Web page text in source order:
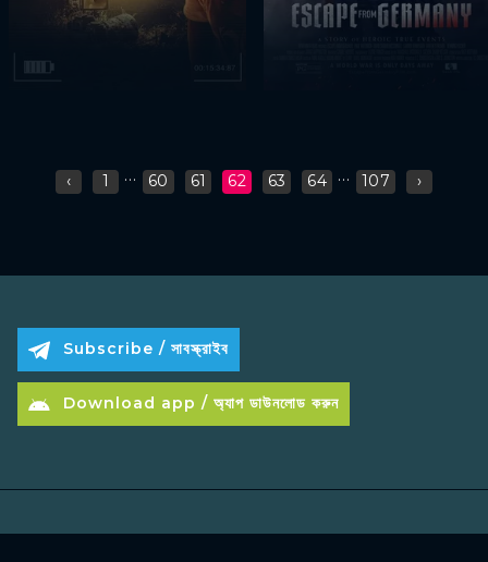
‹ 1 ... 60 61 62 63 64 ... 107 ›
Subscribe / সাবস্ক্রাইব
Download app / অ্যাপ ডাউনলোড করুন